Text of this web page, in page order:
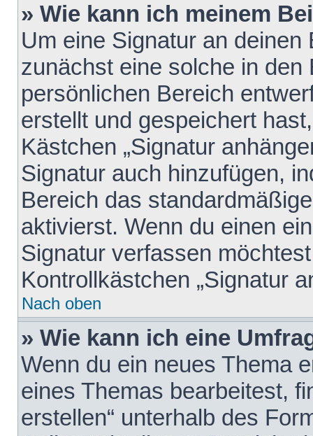
» Wie kann ich meinem
Um eine Signatur an
zunächst eine solche in den
persönlichen Bereich
erstellt und gespeichert
Kästchen „Signatur
Signatur auch hinzufügen,
Bereich das
aktivierst. Wenn du einen
Signatur verfassen
Kontrollkästchen „Signatur
Nach oben
» Wie kann ich eine
Wenn du ein neues Thema
eines Themas bearbeitest,
erstellen“ unterhalb des